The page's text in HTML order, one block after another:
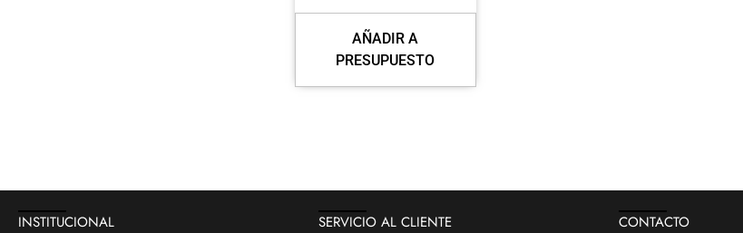
AÑADIR A
PRESUPUESTO
INSTITUCIONAL SERVICIO AL CLIENTE CONTACTO